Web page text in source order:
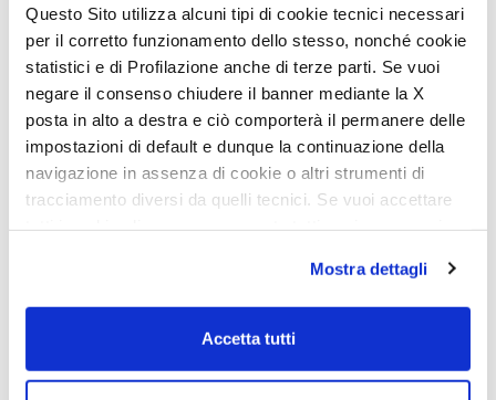
Questo Sito utilizza alcuni tipi di cookie tecnici necessari
per il corretto funzionamento dello stesso, nonché cookie
statistici e di Profilazione anche di terze parti. Se vuoi
negare il consenso chiudere il banner mediante la X
posta in alto a destra e ciò comporterà il permanere delle
impostazioni di default e dunque la continuazione della
navigazione in assenza di cookie o altri strumenti di
tracciamento diversi da quelli tecnici. Se vuoi accettare
su acconsento selezionati. Se vuoi saperne di più clicca
qui. Cliccando sul tasto "Acconsento" permetti l'utilizzo
Mostra dettagli
Accetta tutti
que se mostrarán durante el evento:
GLAMYS 322,GLAMYS 323 ,GLAMYS 326 ,GLAMYS 340
MC4 330
MC4 331 MC4 333 , MC4 860 MC4 872
MC4 879
NEVIS 322,NEVIS 379,NEVIS 870,NEVIS 873,NEVIS 881
MENFYS 1,MENFYS 3 MAXI,MENFYS 5
McLouiste espera en elStand B19(Pabellón 3, Nivel 0, Calle B).